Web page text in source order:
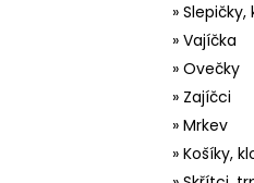
»
» Vajíčka
» Ovečky
» Zajíčci
» Mrkev
» Košíky,